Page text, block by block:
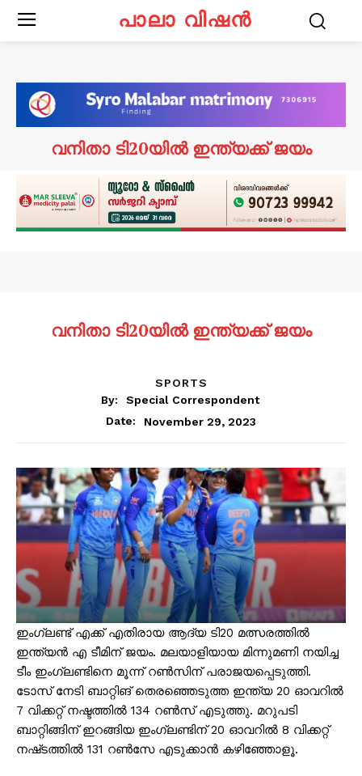
പാലാ വിഷൻ
വനിതാ ടി20യിൽ ഇന്ത്യക്ക് ജയം
വനിതാ ടി20യിൽ ഇന്ത്യക്ക് ജയം
SPORTS
By:
Special Correspondent
Date:
November 29, 2023
ഇംഗ്ലണ്ട് എക്ക് എതിരായ ആദ്യ ടി20 മത്സരത്തിൽ
ഇന്ത്യൻ എ ടീമിന് ജയം. മലയാളിയായ മിന്നുമണി നയിച്ച
ടീം ഇംഗ്ലണ്ടിനെ മൂന്ന് റൺസിന് പരാജയപ്പെടുത്തി.
ടോസ് നേടി ബാറ്റിങ് തെരഞ്ഞെടുത്ത ഇന്ത്യ 20 ഓവറിൽ
7 വിക്കറ്റ് നഷ്ടത്തിൽ 134 റൺസ് എടുത്തു. മറുപടി
ബാറ്റിങ്ങിന് ഇറങ്ങിയ ഇംഗ്ലണ്ടിന് 20 ഓവറിൽ 8 വിക്കറ്റ്
നഷ്‌ടത്തിൽ 131 റൺസേ എടുക്കാൻ കഴിഞ്ഞോളൂ.